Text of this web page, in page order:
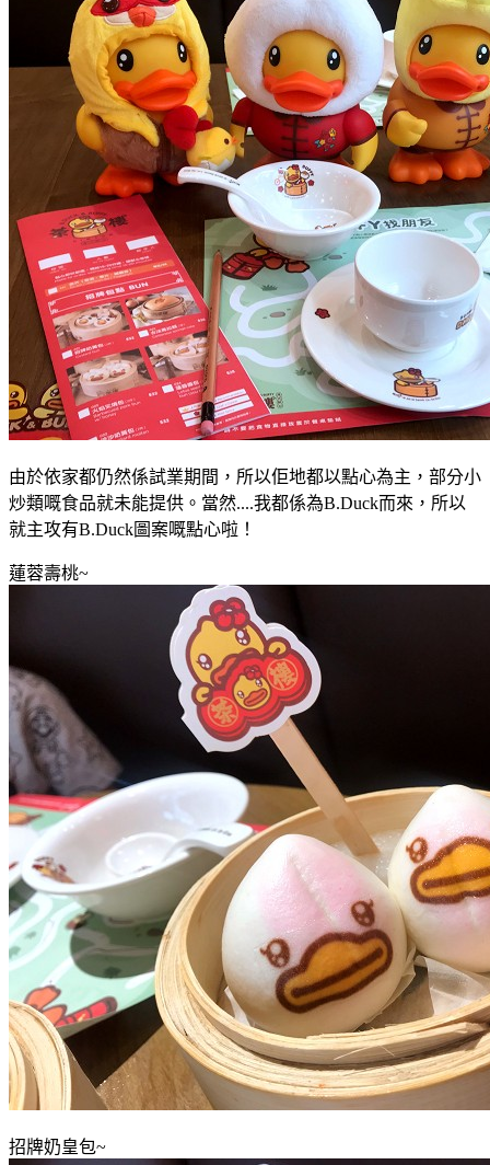
由於依家都仍然係試業期間，所以佢地都以點心為主，部分小
炒類嘅食品就未能提供。當然....我都係為B.Duck而來 ，所以
就主攻有B.Duck圖案嘅點心啦 ！
蓮蓉壽桃~
招牌奶皇包~